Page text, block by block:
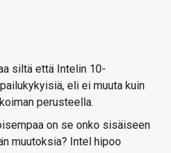
siltä että Intelin 10-
eli ei muuta kuin
perusteella.
on se onko sisäiseen
muutoksia? Intel hipoo